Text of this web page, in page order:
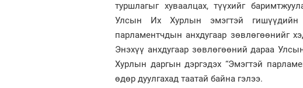
туршлагыг хуваалцах, түүхийг
Улсын Их Хурлын эмэгтэй гишүүдийн
парламентчдын анхдугаар зөвлөгөөнийг
Энэхүү анхдугаар зөвлөгөөний дараа
Хурлын даргын дэргэдэх “Эмэгтэй
өдөр дуулгахад таатай байна гэлээ.